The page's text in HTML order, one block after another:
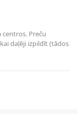
Preču
daļēji izpildīt (tādos